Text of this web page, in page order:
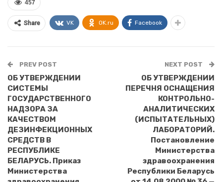
457
Share VK OK.ru Facebook
PREV POST
ОБ УТВЕРЖДЕНИИ
СИСТЕМЫ
ГОСУДАРСТВЕННОГО
НАДЗОРА ЗА
КАЧЕСТВОМ
ДЕЗИНФЕКЦИОННЫХ
СРЕДСТВ В
РЕСПУБЛИКЕ
БЕЛАРУСЬ. Приказ
Министерства
NEXT POST
ОБ УТВЕРЖДЕНИИ
ПЕРЕЧНЯ ОСНАЩЕНИЯ
КОНТРОЛЬНО-
АНАЛИТИЧЕСКИХ
(ИСПЫТАТЕЛЬНЫХ)
ЛАБОРАТОРИЙ.
Постановление
Министерства
здравоохранения
Республики Беларусь